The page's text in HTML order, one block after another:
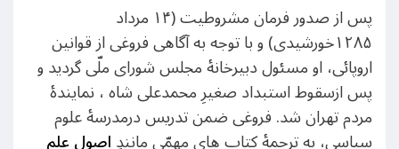
پس از صدور فرمان مشروطیت (۱۴ مرداد
۱۲۸۵خورشیدی) و با توجه به آگاهی فروغی از قوانین
اروپائی، او مسئول دبیرخانۀ مجلس شورای ملّی گردید و
پس ازسقوط استبداد صغیرِ محمدعلی‌ شاه ، نمایندۀ‌
مردم تهران شد. فروغی ضمن تدریس درمدرسۀ علوم
سیاسی، به ترجمۀ کتاب های مهمّی مانندِاصول علم